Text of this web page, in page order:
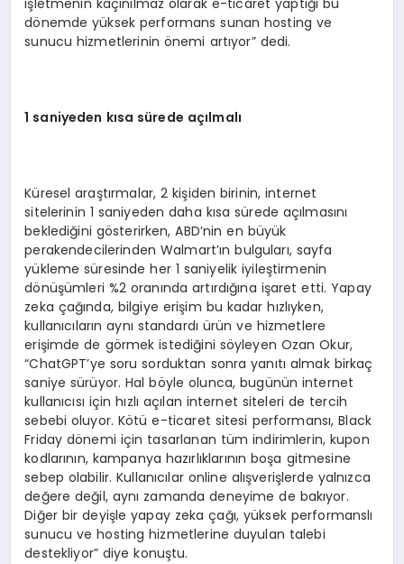
işletmenin kaçınılmaz olarak e-ticaret yaptığı bu
dönemde yüksek performans sunan hosting ve
sunucu hizmetlerinin önemi artıyor” dedi.
1 saniyeden kısa sürede açılmalı
Küresel araştırmalar, 2 kişiden birinin, internet
sitelerinin 1 saniyeden daha kısa sürede açılmasını
beklediğini gösterirken, ABD’nin en büyük
perakendecilerinden Walmart’ın bulguları, sayfa
yükleme süresinde her 1 saniyelik iyileştirmenin
dönüşümleri %2 oranında artırdığına işaret etti. Yapay
zeka çağında, bilgiye erişim bu kadar hızlıyken,
kullanıcıların aynı standardı ürün ve hizmetlere
erişimde de görmek istediğini söyleyen Ozan Okur,
“ChatGPT’ye soru sorduktan sonra yanıtı almak birkaç
saniye sürüyor. Hal böyle olunca, bugünün internet
kullanıcısı için hızlı açılan internet siteleri de tercih
sebebi oluyor. Kötü e-ticaret sitesi performansı, Black
Friday dönemi için tasarlanan tüm indirimlerin, kupon
kodlarının, kampanya hazırlıklarının boşa gitmesine
sebep olabilir. Kullanıcılar online alışverişlerde yalnızca
değere değil, aynı zamanda deneyime de bakıyor.
Diğer bir deyişle yapay zeka çağı, yüksek performanslı
sunucu ve hosting hizmetlerine duyulan talebi
destekliyor” diye konuştu.